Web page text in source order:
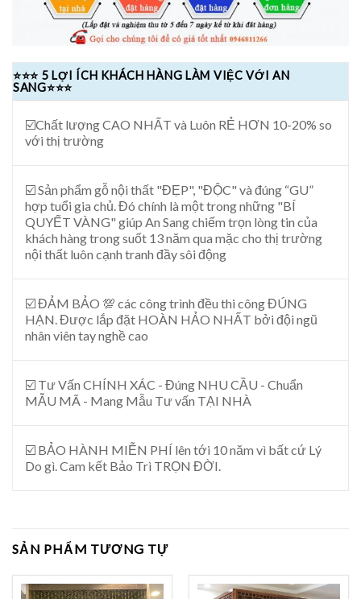
⭐⭐⭐ 5 LỢI ÍCH KHÁCH HÀNG LÀM VIỆC VỚI AN
SANG⭐⭐⭐
☑️Chất lượng CAO NHẤT và Luôn RẺ HƠN 10-20% so
với thị trường
☑️ Sản phẩm gỗ nội thất "ĐẸP", "ĐỘC" và đúng “GU”
hợp tuổi gia chủ. Đó chính là một trong những "BÍ
QUYẾT VÀNG" giúp An Sang chiếm trọn lòng tin của
khách hàng trong suốt 13 năm qua mặc cho thị trường
nội thất luôn cạnh tranh đầy sôi động
☑️ ĐẢM BẢO 💯 các công trình đều thi công ĐÚNG
HẠN. Được lắp đặt HOÀN HẢO NHẤT bởi đội ngũ
nhân viên tay nghề cao
☑️ Tư Vấn CHÍNH XÁC - Đúng NHU CẦU - Chuẩn
MẪU MÃ - Mang Mẫu Tư vấn TẠI NHÀ
☑️ BẢO HÀNH MIỄN PHÍ lên tới 10 năm vì bất cứ Lý
Do gì. Cam kết Bảo Trì TRỌN ĐỜI.
SẢN PHẨM TƯƠNG TỰ